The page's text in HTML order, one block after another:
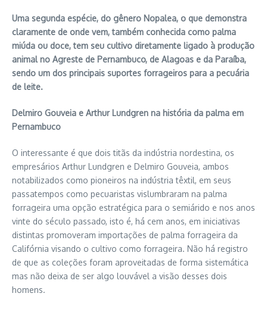
Uma segunda espécie, do gênero Nopalea, o que demonstra
claramente de onde vem, também conhecida como palma
miúda ou doce, tem seu cultivo diretamente ligado à produção
animal no Agreste de Pernambuco, de Alagoas e da Paraíba,
sendo um dos principais suportes forrageiros para a pecuária
de leite.
Delmiro Gouveia e Arthur Lundgren na história da palma em
Pernambuco
O interessante é que dois titãs da indústria nordestina, os
empresários Arthur Lundgren e Delmiro Gouveia, ambos
notabilizados como pioneiros na indústria têxtil, em seus
passatempos como pecuaristas vislumbraram na palma
forrageira uma opção estratégica para o semiárido e nos anos
vinte do século passado, isto é, há cem anos, em iniciativas
distintas promoveram importações de palma forrageira da
Califórnia visando o cultivo como forrageira. Não há registro
de que as coleções foram aproveitadas de forma sistemática
mas não deixa de ser algo louvável a visão desses dois
homens.